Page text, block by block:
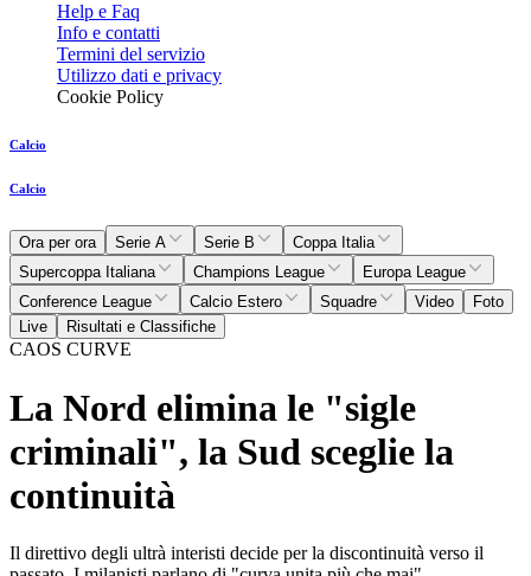
Help e Faq
Info e contatti
Termini del servizio
Utilizzo dati e privacy
Cookie Policy
Calcio
Calcio
Ora per ora Serie A Serie B
Coppa Italia
Supercoppa Italiana
Champions League
Europa League
Conference League
Calcio Estero Squadre Video
Foto
Live
Risultati e Classifiche
CAOS CURVE
La Nord elimina le "sigle
criminali", la Sud sceglie la
continuità
Il direttivo degli ultrà interisti decide per la discontinuità verso il